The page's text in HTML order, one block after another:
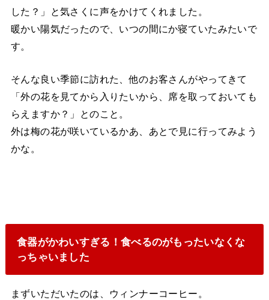
した？」と気さくに声をかけてくれました。
暖かい陽気だったので、いつの間にか寝ていたみたいで
す。
そんな良い季節に訪れた、他のお客さんがやってきて
「外の花を見てから入りたいから、席を取っておいても
らえますか？」とのこと。
外は梅の花が咲いているかあ、あとで見に行ってみよう
かな。
食器がかわいすぎる！食べるのがもったいなくな
っちゃいました
まずいただいたのは、ウィンナーコーヒー。